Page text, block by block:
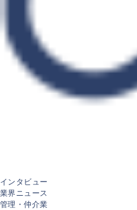
インタビュー
業界ニュース
管理・仲介業